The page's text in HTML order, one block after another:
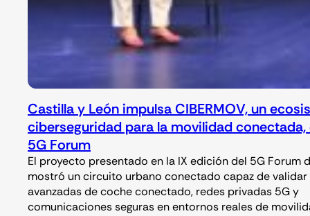
Castilla y León impulsa CIBERMOV, un
ciberseguridad para la movilidad conectada,
5G Forum
El proyecto presentado en la IX edición del 5G Forum
mostró un circuito urbano conectado capaz de
avanzadas de coche conectado, redes privadas 5G y
comunicaciones seguras en entornos reales de